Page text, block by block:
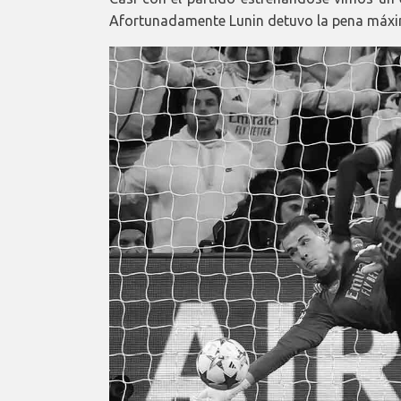
Afortunadamente Lunin detuvo la pena